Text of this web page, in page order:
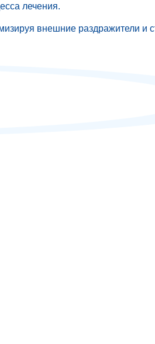
лечения.
внешние раздражители и